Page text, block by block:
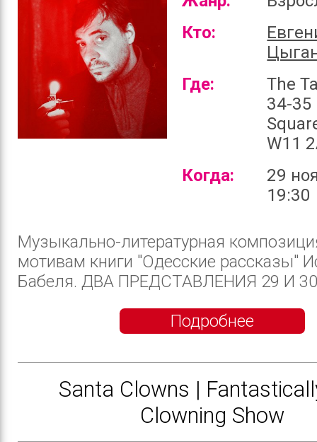
Кто:
Где:
The
34-35
W11
Когда:
29
19:30
Музыкально-литературная
мотивам книги "Одесские рассказы"
Бабеля. ДВА ПРЕДСТАВЛЕНИЯ 29 И
Подробнее
Santa Clowns |
Clowning Show